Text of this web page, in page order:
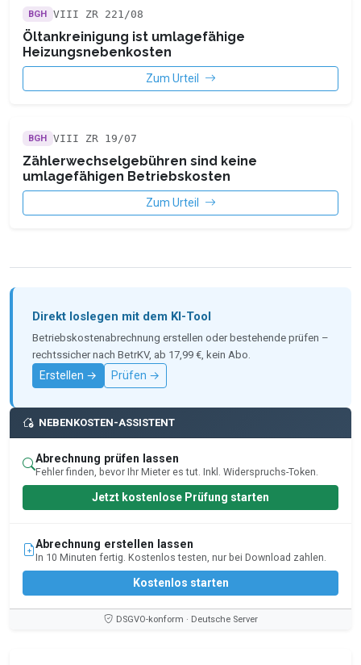
BGH VIII ZR 221/08
Öltankreinigung ist umlagefähige
Heizungsnebenkosten
Zum Urteil
BGH VIII ZR 19/07
Zählerwechselgebühren sind keine
umlagefähigen Betriebskosten
Zum Urteil
Direkt loslegen mit dem KI-Tool
Betriebskostenabrechnung erstellen oder bestehende prüfen –
rechtssicher nach BetrKV, ab 17,99 €, kein Abo.
Erstellen → Prüfen →
NEBENKOSTEN-ASSISTENT
Abrechnung prüfen lassen
Fehler finden, bevor Ihr Mieter es tut. Inkl. Widerspruchs-Token.
Jetzt kostenlose Prüfung starten
Abrechnung erstellen lassen
In 10 Minuten fertig. Kostenlos testen, nur bei Download zahlen.
Kostenlos starten
DSGVO-konform · Deutsche Server